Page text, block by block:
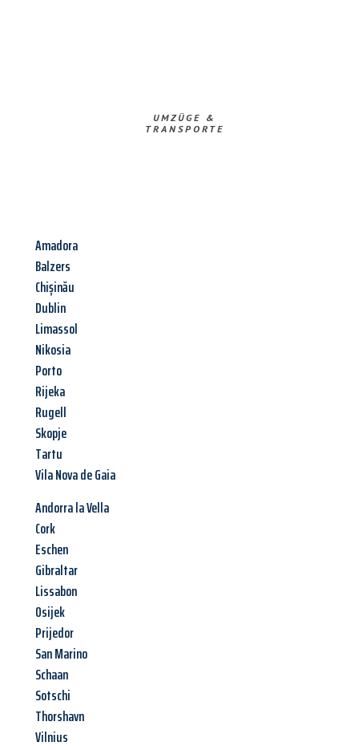
UMZÜGE &
TRANSPORTE
Amadora
Balzers
Chișinău
Dublin
Limassol
Nikosia
Porto
Rijeka
Rugell
Skopje
Tartu
Vila Nova de Gaia
Andorra la Vella
Cork
Eschen
Gibraltar
Lissabon
Osijek
Prijedor
San Marino
Schaan
Sotschi
Thorshavn
Vilnius